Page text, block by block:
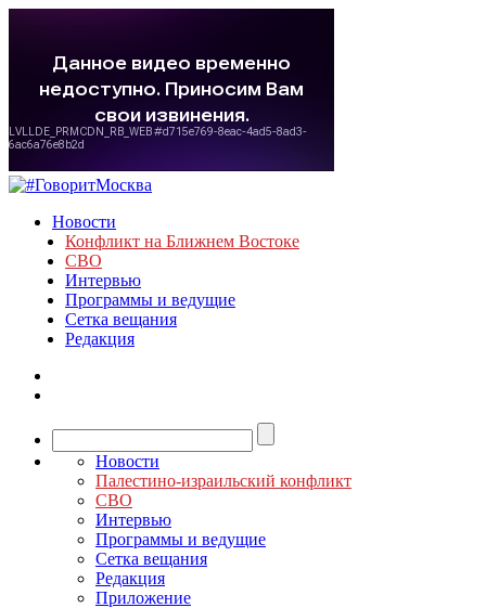
Новости
Конфликт на Ближнем Востоке
СВО
Интервью
Программы и ведущие
Сетка вещания
Редакция
Новости
Палестино-израильский конфликт
СВО
Интервью
Программы и ведущие
Сетка вещания
Редакция
Приложение